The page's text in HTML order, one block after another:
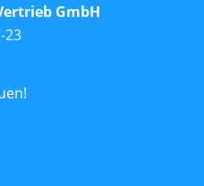
GmbH
23